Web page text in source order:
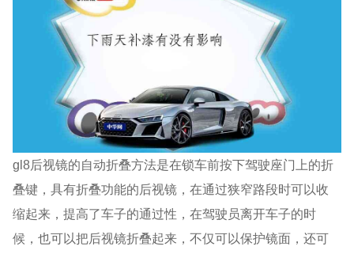
gl8后视镜的自动折叠方法是在锁车前按下驾驶座门上的折
叠键，具有折叠功能的后视镜，在通过狭窄路段时可以收
缩起来，提高了车子的通过性，在驾驶员离开车子的时
候，也可以把后视镜折叠起来，不仅可以保护镜面，还可